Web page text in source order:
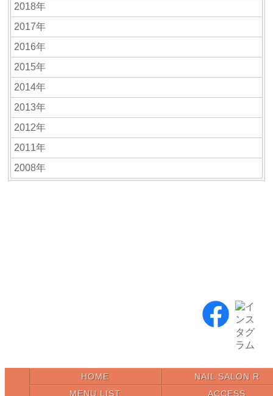
2018年
2017年
2016年
2015年
2014年
2013年
2012年
2011年
2008年
HOME
NAIL SALON R
MENU LIST
ACCESS